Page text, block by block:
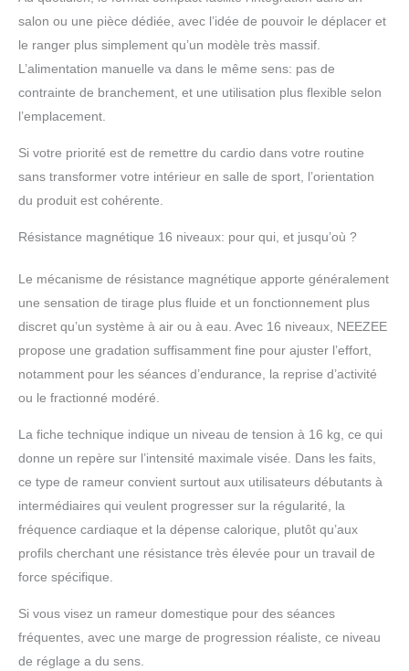
145 kg). Le produit
coulissant en aluminium
de qualité supérieure,
des roulements à billes
robustes qui permettent
un mouvement fluide et
résistance magnétiques
bouton rotatif manuel,
vous pouvez facilement
basculer entre 16
magnétique pour
intensifier l'entraînement
facile à utiliser qui vous
permet de suivre vos
progrès et vos succès.
silencieux : pas de
chaînes, pas de
ventilateurs, pas de
électromagnétique et la
sangle de qualité
industrielle rendent
salon ou une pièce dédiée, avec l’idée de pouvoir le déplacer et
le ranger plus simplement qu’un modèle très massif.
L’alimentation manuelle va dans le même sens: pas de
contrainte de branchement, et une utilisation plus flexible selon
l’emplacement.
Si votre priorité est de remettre du cardio dans votre routine
sans transformer votre intérieur en salle de sport, l’orientation
du produit est cohérente.
Résistance magnétique 16 niveaux: pour qui, et jusqu’où ?
Le mécanisme de résistance magnétique apporte généralement
une sensation de tirage plus fluide et un fonctionnement plus
discret qu’un système à air ou à eau. Avec 16 niveaux, NEEZEE
propose une gradation suffisamment fine pour ajuster l’effort,
notamment pour les séances d’endurance, la reprise d’activité
ou le fractionné modéré.
La fiche technique indique un niveau de tension à 16 kg, ce qui
donne un repère sur l’intensité maximale visée. Dans les faits,
ce type de rameur convient surtout aux utilisateurs débutants à
intermédiaires qui veulent progresser sur la régularité, la
fréquence cardiaque et la dépense calorique, plutôt qu’aux
profils cherchant une résistance très élevée pour un travail de
force spécifique.
Si vous visez un rameur domestique pour des séances
fréquentes, avec une marge de progression réaliste, ce niveau
de réglage a du sens.